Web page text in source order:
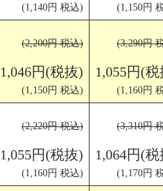
(1,140円 税込) (1,150円
(2,200円 税込)
1,046円(税抜)
(1,150円 税込)
(3,290円
1,055円(
(1,160円
(2,220円 税込)
1,055円(税抜)
(1,160円 税込)
(3,310円
1,064円(
(1,170円